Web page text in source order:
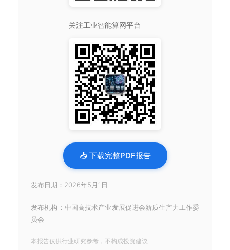
关注工业智能算网平台
📥 下载完整PDF报告
发布日期：2026年5月1日
发布机构：中国高技术产业发展促进会新质生产力工作委
员会
本报告仅供行业研究参考，不构成投资建议